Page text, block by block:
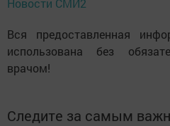
Вся предоставленная
использована без
врачом!
Следите за самым